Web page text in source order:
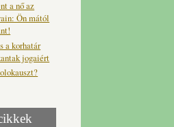
a nő az
Ön mától
a korhatár
jogaiért